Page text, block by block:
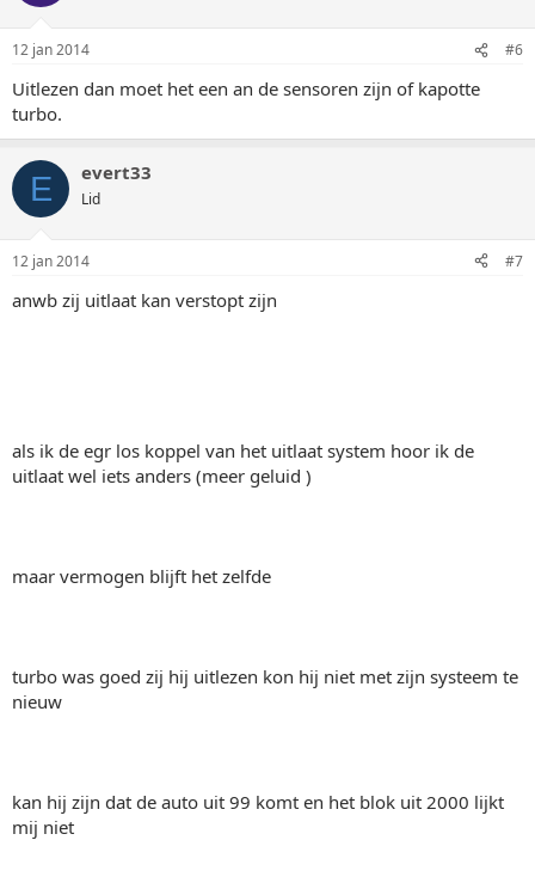
12 jan 2014 #6
Uitlezen dan moet het een an de sensoren zijn of kapotte
turbo.
E evert33
Lid
12 jan 2014 #7
anwb zij uitlaat kan verstopt zijn
als ik de egr los koppel van het uitlaat system hoor ik de
uitlaat wel iets anders (meer geluid )
maar vermogen blijft het zelfde
turbo was goed zij hij uitlezen kon hij niet met zijn systeem te
nieuw
kan hij zijn dat de auto uit 99 komt en het blok uit 2000 lijkt
mij niet